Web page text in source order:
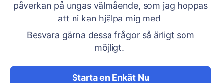
påverkan på ungas välmående, som jag hoppas
att ni kan hjälpa mig med.
Besvara gärna dessa frågor så ärligt som
möjligt.
Starta en Enkät Nu